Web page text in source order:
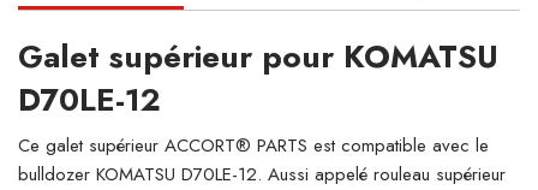
Galet supérieur pour KOMATSU
D70LE-12
Ce galet supérieur ACCORT® PARTS est compatible avec le
bulldozer KOMATSU D70LE-12. Aussi appelé rouleau supérieur